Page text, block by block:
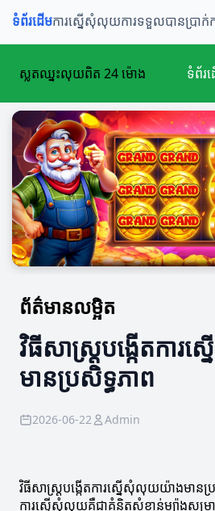
ទំព័រដើមការស្នើសុំលុយការទទួលបានប្រាក់
ស្លតឈ្នះលុយពិត 24 ម៉ោង ទំព័រ
ព័ត៌មានលម្អិត
វិធីសាស្ត្របង្កើតកា
មានប្រសិទ្ធភាព
2026-06-22 Admin
វិធីសាស្ត្របង្កើតការស្នើសុំលុយយ៉ាងមានប្
ការស្នើសុំលុយគឺជាគំនិតសំខាន់ម្យ៉ាងសម្រ